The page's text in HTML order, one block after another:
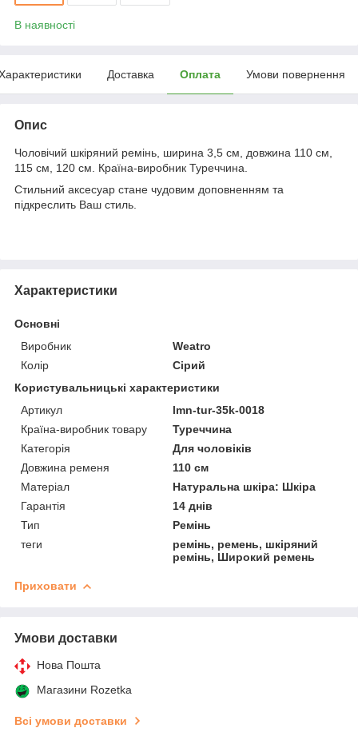
В наявності
Доставка Оплата Умови повернення
Опис
Чоловічий шкіряний ремінь, ширина 3,5 см, довжина 110 см,
115 см, 120 см. Країна-виробник Туреччина.
Стильний аксесуар стане чудовим доповненням та
підкреслить Ваш стиль.
Характеристики
Основні
Виробник
Weatro
Колір
Сірий
Користувальницькі характеристики
Артикул
lmn-tur-35k-0018
Країна-виробник товару
Туреччина
Категорія
Для чоловіків
Довжина ременя
110 см
Матеріал
Натуральна шкіра: Шкіра
Гарантія
14 днів
Тип
Ремінь
теги
ремінь, ремень, шкіряний
ремінь, Широкий ремень
Приховати
Умови доставки
Нова Пошта
Магазини Rozetka
Всі умови доставки